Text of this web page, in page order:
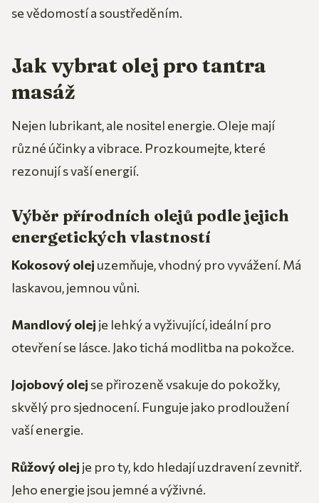
se vědomostí a soustředěním.
Jak vybrat olej pro tantra
masáž
Nejen lubrikant, ale nositel energie. Oleje mají
různé účinky a vibrace. Prozkoumejte, které
rezonují s vaší energií.
Výběr přírodních olejů podle jejich
energetických vlastností
Kokosový olej uzemňuje, vhodný pro vyvážení. Má
laskavou, jemnou vůni.
Mandlový olej je lehký a vyživující, ideální pro
otevření se lásce. Jako tichá modlitba na pokožce.
Jojobový olej se přirozeně vsakuje do pokožky,
skvělý pro sjednocení. Funguje jako prodloužení
vaší energie.
Růžový olej je pro ty, kdo hledají uzdravení zevnitř.
Jeho energie jsou jemné a výživné.